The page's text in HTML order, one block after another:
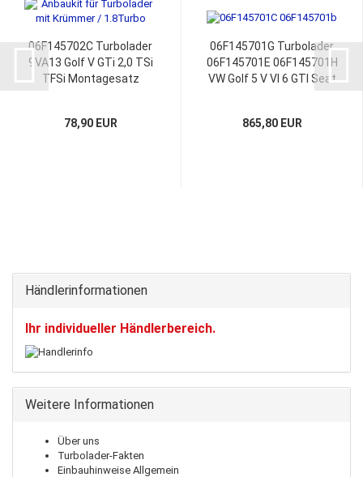
06F145702C Turbolader
9VA13 Golf V GTi 2,0 TSi
TFSi Montagesatz
78,90 EUR
06F145701G Turbolader
06F145701E 06F145701H
VW Golf 5 V VI 6 GTI Seat
865,80 EUR
Händlerinformationen
Ihr individueller Händlerbereich.
Weitere Informationen
Über uns
Turbolader-Fakten
Einbauhinweise Allgemein